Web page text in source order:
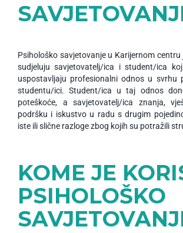
Psihološko savjetovanje u Karijernom centru
sudjeluju savjetovatelj/ica i student/ica
uspostavljaju profesionalni odnos u svrhu
studentu/ici. Student/ica u taj odnos
poteškoće, a savjetovatelj/ica znanja,
podršku i iskustvo u radu s drugim
iste ili slične razloge zbog kojih su potražili
KOME JE
PSIHOLOŠKO